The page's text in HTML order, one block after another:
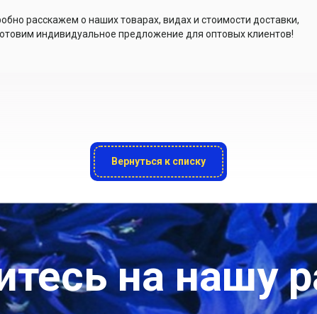
расскажем о наших товарах, видах и стоимости доставки,
индивидуальное предложение для оптовых клиентов!
Вернуться к списку
на нашу